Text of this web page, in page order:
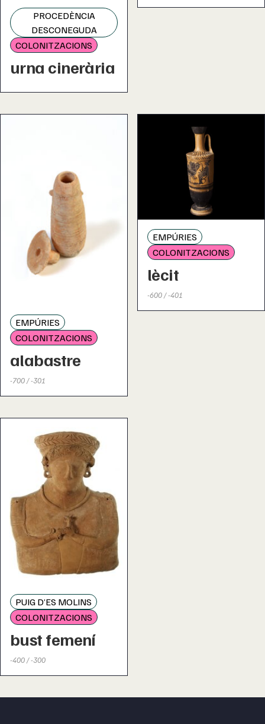
PROCEDÈNCIA
DESCONEGUDA
COLONITZACIONS
urna cinerària
EMPÚRIES
COLONITZACIONS
alabastre
-700 / -301
EMPÚRIES
COLONITZACIONS
lècit
-600 / -401
PUIG D’ES MOLINS
COLONITZACIONS
bust femení
-400 / -300